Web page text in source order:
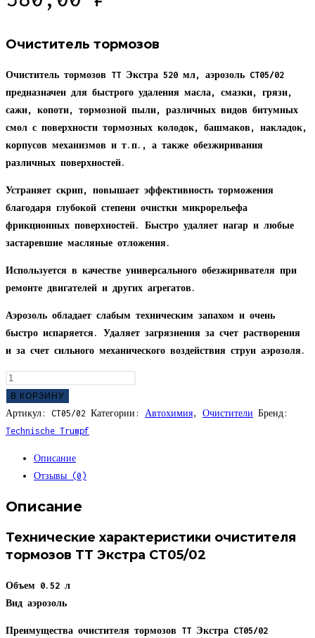
Очиститель тормозов
Очиститель тормозов TT Экстра 520 мл, аэрозоль CT05/02
предназначен для быстрого удаления масла, смазки, грязи,
сажи, копоти, тормозной пыли, различных видов битумных
смол с поверхности тормозных колодок, башмаков, накладок,
корпусов механизмов и т.п., а также обезжиривания
различных поверхностей.
Устраняет скрип, повышает эффективность торможения
благодаря глубокой степени очистки микрорельефа
фрикционных поверхностей. Быстро удаляет нагар и любые
застаревшие масляные отложения.
Используется в качестве универсального обезжиривателя при
ремонте двигателей и других агрегатов.
Аэрозоль обладает слабым техническим запахом и очень
быстро испаряется. Удаляет загрязнения за счет растворения
и за счет сильного механического воздействия струи аэрозоля.
Количество
товара
Очиститель
тормозов
CT05/02
В КОРЗИНУ
Артикул: CT05/02 Категории: Автохимия, Очистители Бренд:
Technische Trumpf
Описание
Отзывы (0)
Описание
Технические характеристики очистителя
тормозов TT Экстра CT05/02
Объем 0.52 л
Вид аэрозоль
Преимущества очистителя тормозов TT Экстра CT05/02